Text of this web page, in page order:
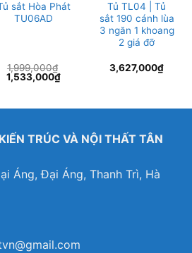
sắt Hòa Phát
TU06AD
1,999,000₫
Giá
gốc
1,533,000₫Giá
Tủ TL04 | Tủ
sắt 190 cánh lùa
3 ngăn 1 khoang
2 giá đỡ
3,627,000₫
TRÚC VÀ NỘI THẤT TÂN
Áng, Đại Áng, Thanh Trì, Hà